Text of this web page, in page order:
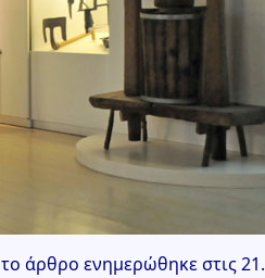
το άρθρο ενημερώθηκε στις